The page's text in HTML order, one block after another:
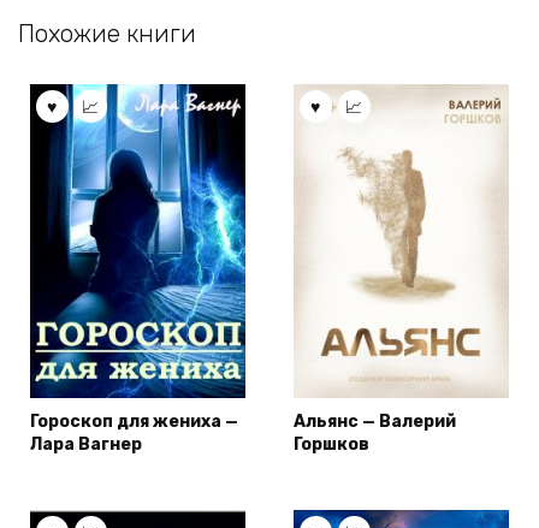
Похожие книги
Гороскоп для жениха —
Лара Вагнер
Альянс — Валерий
Горшков